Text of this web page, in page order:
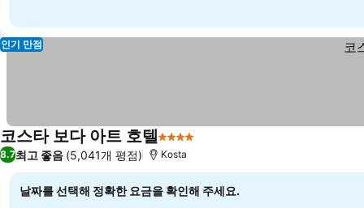
인기 만점
코스타 보다 아트 호텔4 성급
8.7최고 좋음 (5,041개 평점) Kosta
날짜를 선택해 정확한 요금을 확인해 주세요.